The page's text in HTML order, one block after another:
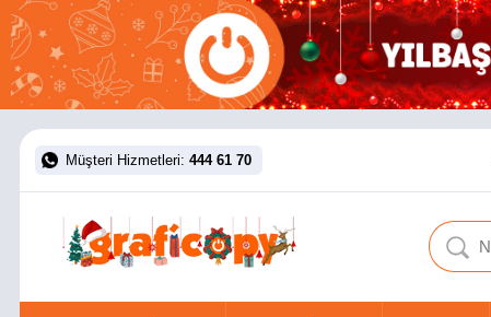
Müşteri Hizmetleri: 444 61 70